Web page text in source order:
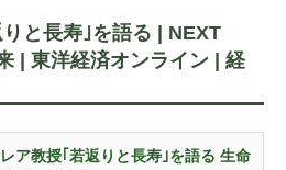
と長寿｣を語る | NEXT
| 東洋経済オンライン | 経
ア教授｢若返りと長寿｣を語る 生命